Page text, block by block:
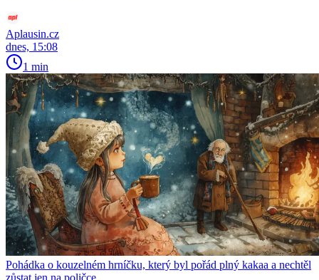
Aplausin.cz
dnes, 15:08
1 min
Pohádka o kouzelném hrníčku, který byl pořád plný kakaa a nechtěl